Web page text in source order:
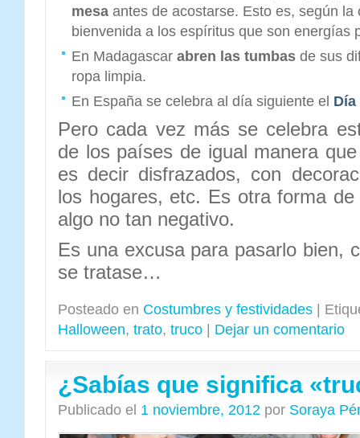
mesa antes de acostarse. Esto es, según la
bienvenida a los espíritus que son energías
En Madagascar abren las tumbas de sus
ropa limpia.
En España se celebra al día siguiente el
Pero cada vez más se celebra
de los países de igual manera
es decir disfrazados, con
los hogares, etc. Es otra forma
algo no tan negativo.
Es una excusa para pasarlo bien,
se tratase…
Posteado en Costumbres y festividades
Halloween, trato, truco Dejar un comentario
¿Sabías que significa
Publicado el 1 noviembre, 2012 por Soraya